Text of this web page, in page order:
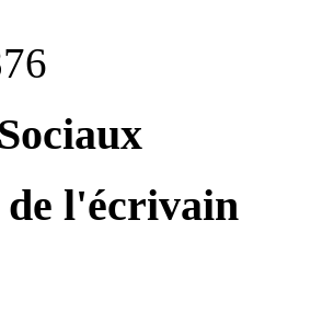
l'écrivain